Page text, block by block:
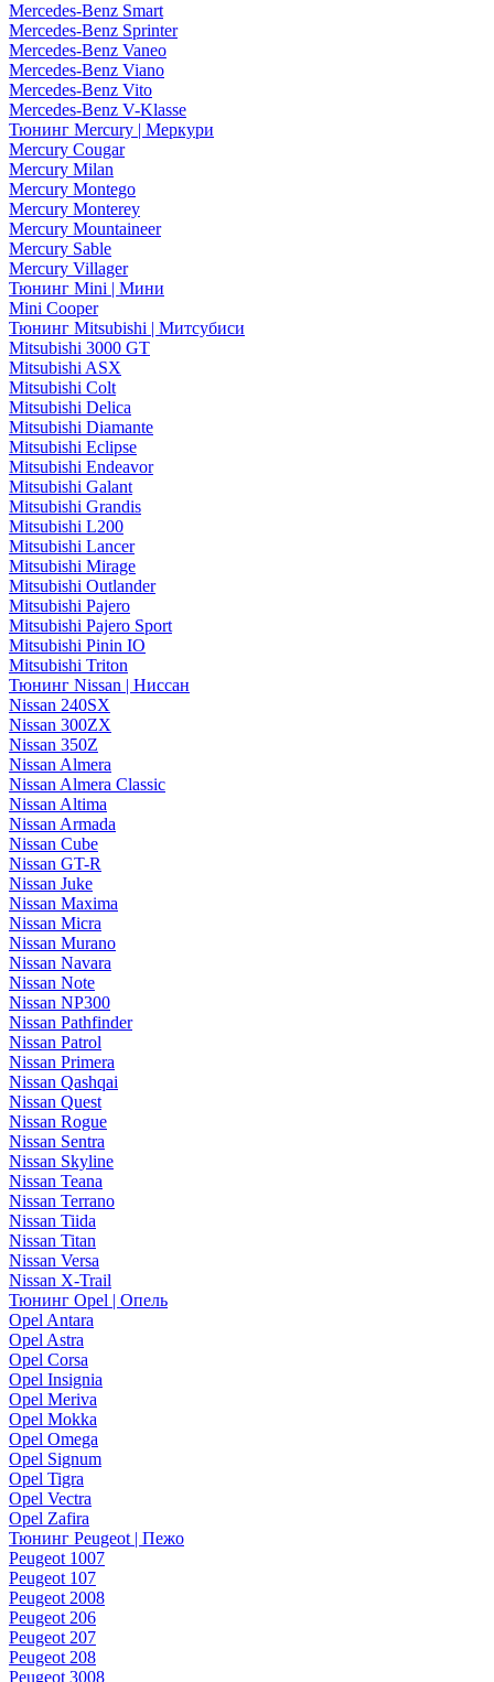
Mercedes-Benz Smart
Mercedes-Benz Sprinter
Mercedes-Benz Vaneo
Mercedes-Benz Viano
Mercedes-Benz Vito
Mercedes-Benz V-Klasse
Тюнинг Mercury | Меркури
Mercury Cougar
Mercury Milan
Mercury Montego
Mercury Monterey
Mercury Mountaineer
Mercury Sable
Mercury Villager
Тюнинг Mini | Мини
Mini Cooper
Тюнинг Mitsubishi | Митсубиси
Mitsubishi 3000 GT
Mitsubishi ASX
Mitsubishi Colt
Mitsubishi Delica
Mitsubishi Diamante
Mitsubishi Eclipse
Mitsubishi Endeavor
Mitsubishi Galant
Mitsubishi Grandis
Mitsubishi L200
Mitsubishi Lancer
Mitsubishi Mirage
Mitsubishi Outlander
Mitsubishi Pajero
Mitsubishi Pajero Sport
Mitsubishi Pinin IO
Mitsubishi Triton
Тюнинг Nissan | Ниссан
Nissan 240SX
Nissan 300ZX
Nissan 350Z
Nissan Almera
Nissan Almera Classic
Nissan Altima
Nissan Armada
Nissan Cube
Nissan GT-R
Nissan Juke
Nissan Maxima
Nissan Micra
Nissan Murano
Nissan Navara
Nissan Note
Nissan NP300
Nissan Pathfinder
Nissan Patrol
Nissan Primera
Nissan Qashqai
Nissan Quest
Nissan Rogue
Nissan Sentra
Nissan Skyline
Nissan Teana
Nissan Terrano
Nissan Tiida
Nissan Titan
Nissan Versa
Nissan X-Trail
Тюнинг Opel | Опель
Opel Antara
Opel Astra
Opel Corsa
Opel Insignia
Opel Meriva
Opel Mokka
Opel Omega
Opel Signum
Opel Tigra
Opel Vectra
Opel Zafira
Тюнинг Peugeot | Пежо
Peugeot 1007
Peugeot 107
Peugeot 2008
Peugeot 206
Peugeot 207
Peugeot 208
Peugeot 3008